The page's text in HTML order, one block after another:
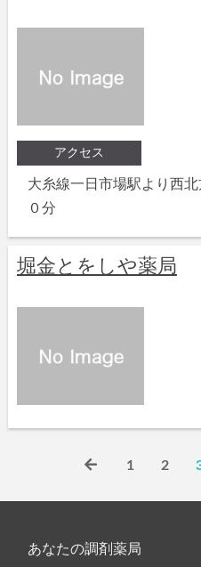
アクセス
大糸線一日市場駅より西
０分
堀金とをしや薬局
1 2
あなたの調剤薬局